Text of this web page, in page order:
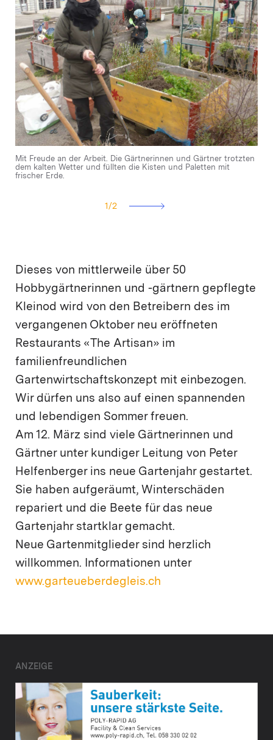
Mit Freude an der Arbeit. Die Gärtnerinnen und Gärtner trotzten
dem kalten Wetter und füllten die Kisten und Paletten mit
frischer Erde.
1 /2
Dieses von mittlerweile über 50
Hobbygärtnerinnen und -gärtnern gepflegte
Kleinod wird von den Betreibern des im
vergangenen Oktober neu eröffneten
Restaurants «The Artisan» im
familienfreundlichen
Gartenwirtschaftskonzept mit einbezogen.
Wir dürfen uns also auf einen spannenden
und lebendigen Sommer freuen.
Am 12. März sind viele Gärtnerinnen und
Gärtner unter kundiger Leitung von Peter
Helfenberger ins neue Gartenjahr gestartet.
Sie haben aufgeräumt, Winterschäden
repariert und die Beete für das neue
Gartenjahr startklar gemacht.
Neue Gartenmitglieder sind herzlich
willkommen. Informationen unter
www.garteueberdegleis.ch
ANZEIGE